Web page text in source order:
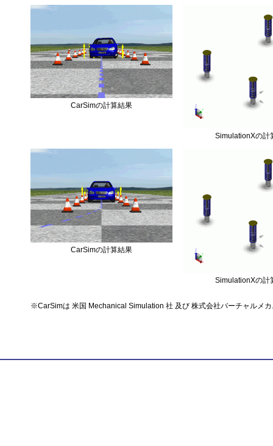
CarSimの計算結果
SimulationXの計
CarSimの計算結果
SimulationXの計
※CarSimは 米国 Mechanical Simulation 社 及び 株式会社バーチャルメ